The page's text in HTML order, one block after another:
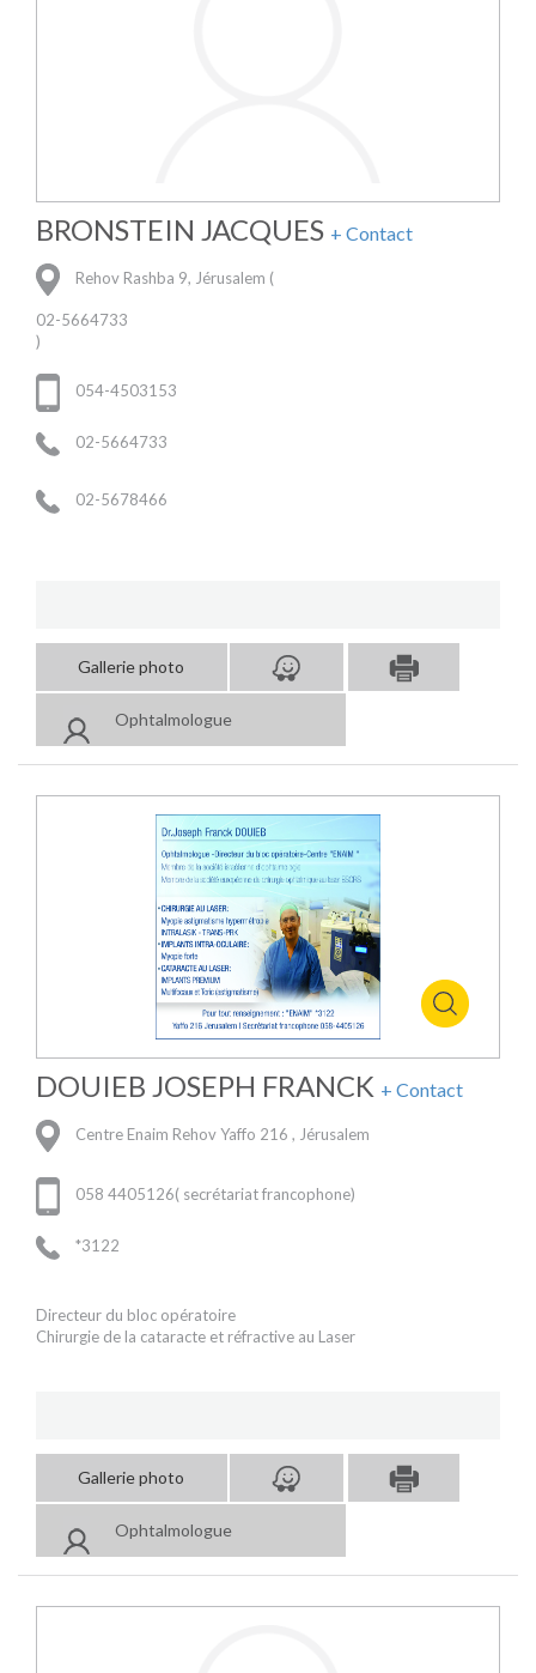
BRONSTEIN JACQUES + Contact
Rehov Rashba 9, Jérusalem (
02-5664733
)
054-4503153
02-5664733
02-5678466
Gallerie photo
Ophtalmologue
DOUIEB JOSEPH FRANCK + Contact
Centre Enaim Rehov Yaffo 216 , Jérusalem
058 4405126( secrétariat francophone)
*3122
Directeur du bloc opératoire
Chirurgie de la cataracte et réfractive au Laser
Gallerie photo
Ophtalmologue